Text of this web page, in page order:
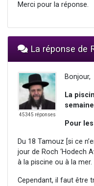
Merci pour la réponse.
La réponse de
45345 réponses
Bonjour,
La
Pour
Du 18 Tamouz [si ce
jour de Roch ‘Hodech
à la piscine ou à la mer.
Cependant, il faut être